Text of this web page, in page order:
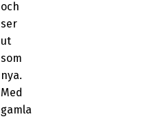
och
ser
ut
som
nya.
Med
gamla